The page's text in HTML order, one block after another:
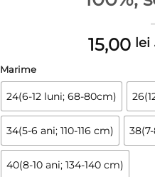
15,00 lei
Marime
24(6-12 luni; 68-80cm)
34(5-6 ani; 110-116 cm)
40(8-10 ani; 134-140 cm)